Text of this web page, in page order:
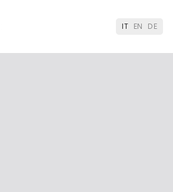
IT EN DE